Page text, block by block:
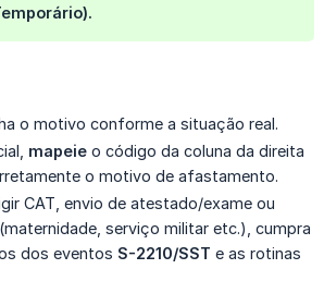
.
o motivo conforme a situação real.
mapeie o código da coluna da direita
o motivo de afastamento.
CAT, envio de atestado/exame ou
serviço militar etc.), cumpra
dos eventos S-2210/SST e as rotinas